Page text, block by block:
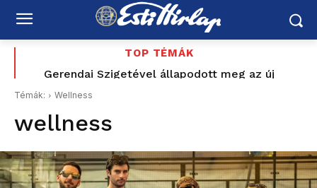
TOP TÉMÁK
Gerendai Szigetével állapodott meg az új
közmédia – a fesztiválalapító Magyar Péter
„Felidézi a dicstelen múltat” – a MÚOSZ szerint
sem volt rendben Magyar Péter közmédiának
Témák: Wellness
wellness